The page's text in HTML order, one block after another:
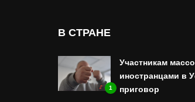
В СТРАНЕ
1
Участникам
иностранцами в
приговор